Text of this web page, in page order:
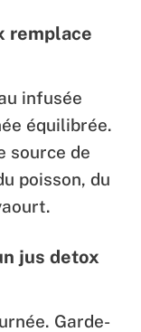
remplace
infusée
équilibrée.
source de
poisson, du
jus detox
Garde-